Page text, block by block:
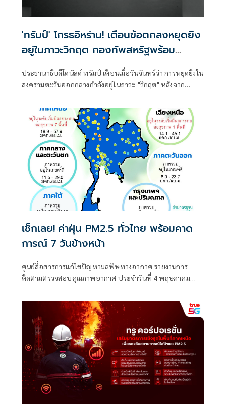
'ทรัมป์' โกรธอิหร่าน! เตือนข้อตกลงหยุดยิง
อยู่ในภาวะวิกฤต กองทัพสหรัฐพร้อม
ประธานาธิบดีโดนัลด์ ทรัมป์ เตือนเมื่อวันจันทร์ว่า การหยุดยิงใน
สงครามตะวันออกกลางกำลังอยู่ในภาวะ "วิกฤต" หลังจาก
พร้อมที่จะตอบโต้ต่อการกระทำที่ก้าวร้าวใดๆ
เช็กเลย! ค่าฝุ่น PM2.5 ทั่วไทย พร้อมคาด
การณ์ 7 วันข้างหน้า
ศูนย์สื่อสารการแก้ไขปัญหามลพิษทางอากาศ รายงานการ
ติดตามตรวจสอบคุณภาพอากาศ ประจำวันที่ 4 พฤษภาคม